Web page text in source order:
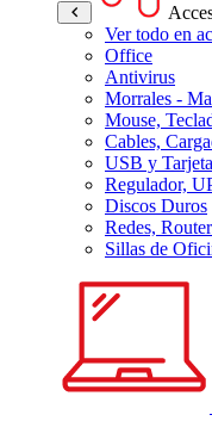
Ver todo en
Office
Antivirus
Morrales -
Mouse,
Cables,
USB y
Regulador,
Discos Duros
Redes,
Sillas de